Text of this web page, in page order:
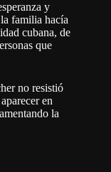
y
familia hacía
cubana, de
que
no resistió
en
la